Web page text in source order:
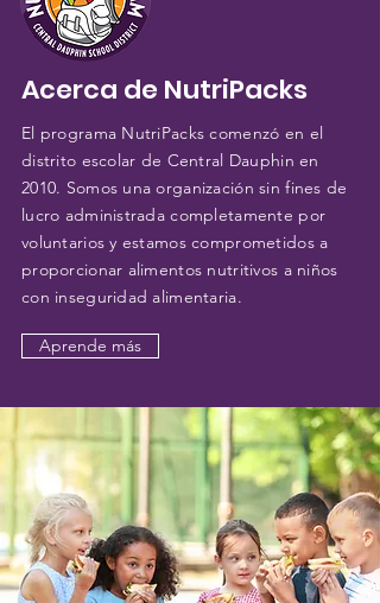
Acerca de NutriPacks
El programa NutriPacks comenzó en el
distrito escolar de Central Dauphin en
2010. Somos una organización sin fines de
lucro administrada completamente por
voluntarios y estamos comprometidos a
proporcionar alimentos nutritivos a niños
con inseguridad alimentaria.
Aprende más